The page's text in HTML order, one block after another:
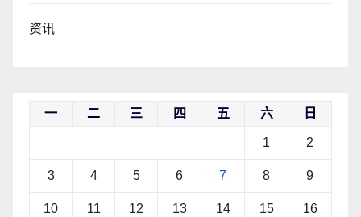
资讯
一 二 三 四 五 六 日
1 2
3 4 5 6 7 8 9
10 11 12 13 14 15 16